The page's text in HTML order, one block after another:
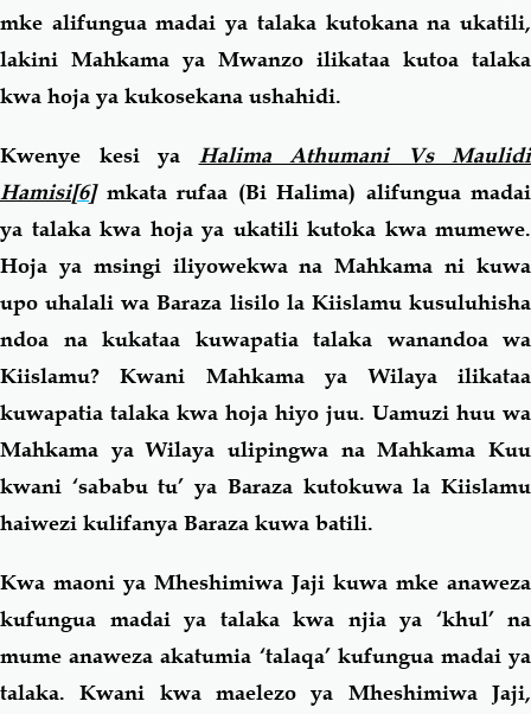
mke alifungua madai ya talaka kutokana na ukatili,
lakini Mahkama ya Mwanzo ilikataa kutoa talaka
kwa hoja ya kukosekana ushahidi.
Kwenye kesi ya Halima Athumani Vs Maulidi
Hamisi[6]mkata rufaa (Bi Halima) alifungua madai
ya talaka kwa hoja ya ukatili kutoka kwa mumewe.
Hoja ya msingi iliyowekwa na Mahkama ni kuwa
upo uhalali wa Baraza lisilo la Kiislamu kusuluhisha
ndoa na kukataa kuwapatia talaka wanandoa wa
Kiislamu? Kwani Mahkama ya Wilaya ilikataa
kuwapatia talaka kwa hoja hiyo juu. Uamuzi huu wa
Mahkama ya Wilaya ulipingwa na Mahkama Kuu
kwani ‘sababu tu’ ya Baraza kutokuwa la Kiislamu
haiwezi kulifanya Baraza kuwa batili.
Kwa maoni ya Mheshimiwa Jaji kuwa mke anaweza
kufungua madai ya talaka kwa njia ya ‘khul’ na
mume anaweza akatumia ‘talaqa’ kufungua madai ya
talaka. Kwani kwa maelezo ya Mheshimiwa Jaji,